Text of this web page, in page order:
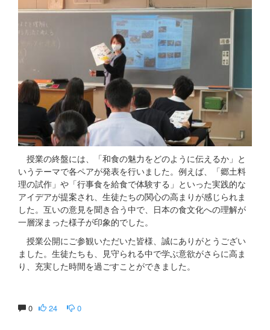
授業の終盤には、「和食の魅力をどのように伝えるか」と
いうテーマで各ペアが発表を行いました。例えば、「郷土料
理の試作」や「行事食を給食で体験する」といった実践的な
アイデアが提案され、生徒たちの関心の高まりが感じられま
した。互いの意見を聞き合う中で、日本の食文化への理解が
一層深まった様子が印象的でした。
授業公開にご参観いただいた皆様、誠にありがとうござい
ました。生徒たちも、見守られる中で学ぶ意欲がさらに高ま
り、充実した時間を過ごすことができました。
0 24 0